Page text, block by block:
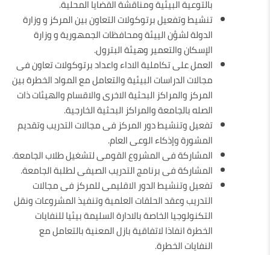
بالتوعية البيئية ومناقشة القضايا المحلية.
تنشيط وتفعيل برتوكولات التعاون بين المركز و وزارة
الدولة لشؤن الييئة ومحافظات الجمهورية و وزارة
الإسكان والتعمير وهيئة البترول.
العمل على تكاملية الاداء واعداد برتوكولات تعاون فى
مجالات الدراسات البيئية والتعامل مع المواد الخطرة بين
المركز والمراكز البحثية الاخرى والاقسام والهيئات ذات
الصله بالجامعة والمراكز البحثية الخارجية.
تفعيل وتنشيط دور المركز فى مجالات التدريب وتقديم
المشورة وإذكاء الوعى العام.
المشاركة فى المشروع القومى لتشغيل طلاب الجامعة.
المشاركة فى برنامج التدريب الصيفى لطلبة الجامعة.
تفعيل وتنشيط الدور الاقليمى للمركز فى مجالات
التدريب وعقد الحلقات العلمية وتنفيذ المشروعات ونقل
التكنولوجيا الخاصة بالادارة السليمة بيئيا للنفايات
الخطرة انفاذا لاتفاقية بازل المعنية بالتعامل مع
النفايات الخطرة.